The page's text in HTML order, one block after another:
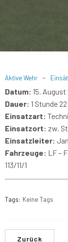
Aktive Wehr -
Datum: 15. August
Dauer: 1 Stunde
Einsatzart:
Einsatzort: zw.
Einsatzleiter:
Fahrzeuge: LF –
113/11/1
Tags: Keine Tags
Zurück